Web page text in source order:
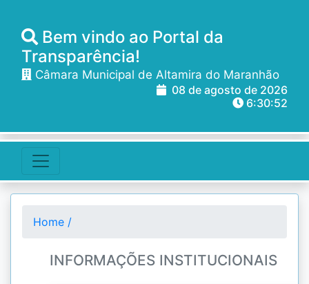
Bem vindo ao Portal da
Transparência!
Câmara Municipal de Altamira do Maranhão
08 de agosto de 2026
6:30:53
Home /
INFORMAÇÕES INSTITUCIONAIS